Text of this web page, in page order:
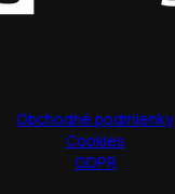
Obchodné podmienky
Cookies
GDPR